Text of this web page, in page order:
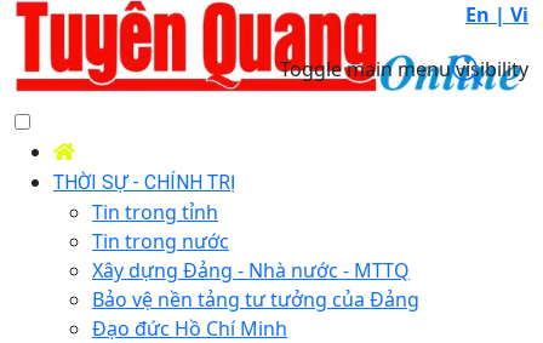
En | Vi
Toggle main menu visibility
THỜI SỰ - CHÍNH TRỊ
Tin trong tỉnh
Tin trong nước
Xây dựng Đảng - Nhà nước - MTTQ
Bảo vệ nền tảng tư tưởng của Đảng
Đạo đức Hồ Chí Minh